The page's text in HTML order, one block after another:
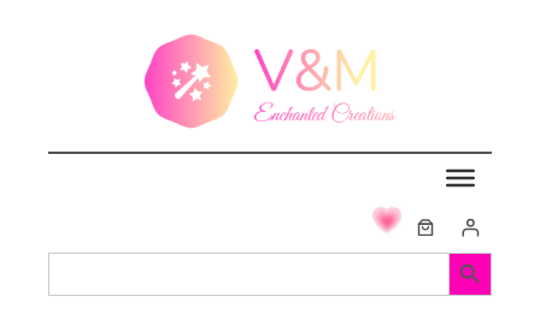
Search
Search Button